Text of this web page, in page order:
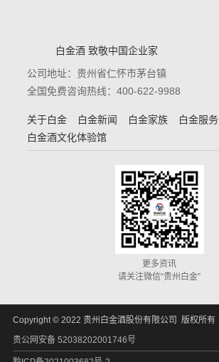
白金酒 致敬中国企业家
公司地址：贵州省仁怀市茅台镇
全国免费咨询热线：400-622-9988
关于白金 白金新闻 白金家族
白金服务
白金酒文化体验馆
更多资讯
请关注微信“贵州白金”
Copyright © 2022 贵州白金酒股份有限公司 版权所有
贵公网安备 52038202001746号